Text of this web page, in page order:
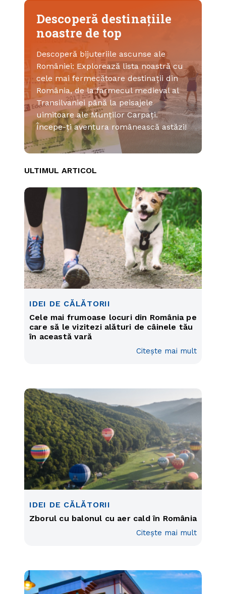
Descoperă destinațiile
noastre de top
Descoperă bijuteriile ascunse ale
României: Explorează lista noastră cu
cele mai fermecătoare destinații din
România, de la farmecul medieval al
Transilvaniei până la peisajele
uimitoare ale Munților Carpați.
Începe-ți aventura românească astăzi!
ULTIMUL ARTICOL
IDEI DE CĂLĂTORII
Cele mai frumoase locuri din România pe
care să le vizitezi alături de câinele tău
în această vară
Citește mai mult
IDEI DE CĂLĂTORII
Zborul cu balonul cu aer cald în România
Citește mai mult